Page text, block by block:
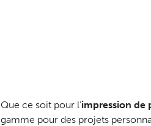
Que ce soit pour l’impression de
gamme pour des projets